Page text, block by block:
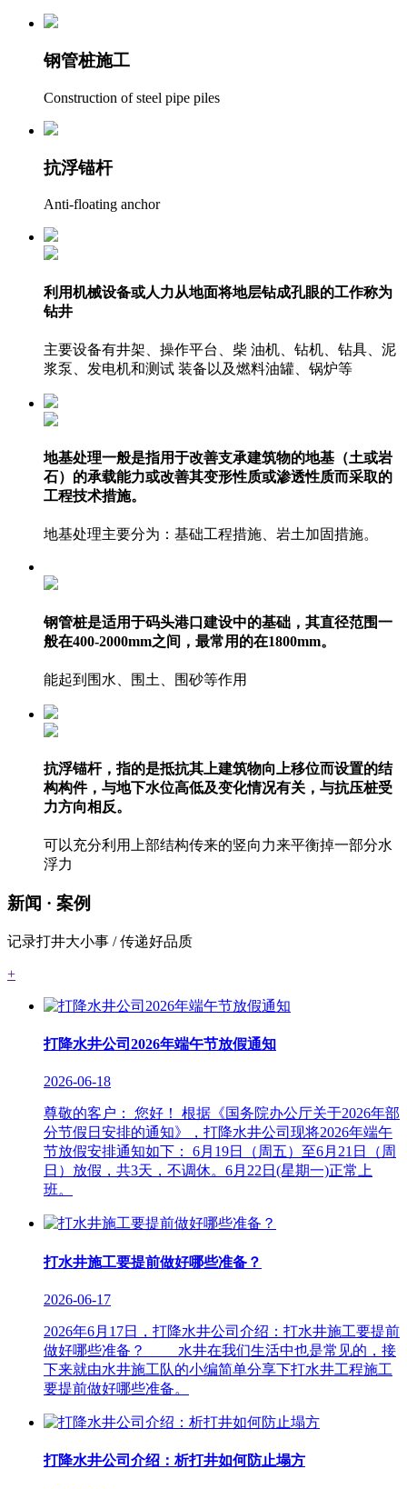
钢管桩施工
Construction of steel pipe piles
抗浮锚杆
Anti-floating anchor
利用机械设备或人力从地面将地层钻成孔眼的工作称为
钻井
主要设备有井架、操作平台、柴 油机、钻机、钻具、泥
浆泵、发电机和测试 装备以及燃料油罐、锅炉等
地基处理一般是指用于改善支承建筑物的地基（土或岩
石）的承载能力或改善其变形性质或渗透性质而采取的
工程技术措施。
地基处理主要分为：基础工程措施、岩土加固措施。
钢管桩是适用于码头港口建设中的基础，其直径范围一
般在400-2000mm之间，最常用的在1800mm。
能起到围水、围土、围砂等作用
抗浮锚杆，指的是抵抗其上建筑物向上移位而设置的结
构构件，与地下水位高低及变化情况有关，与抗压桩受
力方向相反。
可以充分利用上部结构传来的竖向力来平衡掉一部分水
浮力
新闻 · 案例
记录打井大小事 / 传递好品质
+
打降水井公司2026年端午节放假通知
2026-06-18
尊敬的客户： 您好！ 根据《国务院办公厅关于2026年部
分节假日安排的通知》，打降水井公司现将2026年端午
节放假安排通知如下： 6月19日（周五）至6月21日（周
日）放假，共3天，不调休。6月22日(星期一)正常上
班。
打水井施工要提前做好哪些准备？
2026-06-17
2026年6月17日，打降水井公司介绍：打水井施工要提前
做好哪些准备？ 水井在我们生活中也是常见的，接
下来就由水井施工队的小编简单分享下打水井工程施工
要提前做好哪些准备。
打降水井公司介绍：析打井如何防止塌方